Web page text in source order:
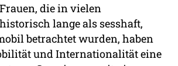
die in vielen
lange als sesshaft,
betrachtet wurden, haben
und Internationalität eine